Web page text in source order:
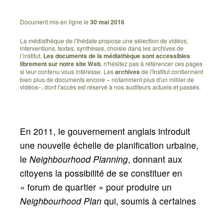
Document mis en ligne le30 mai 2016
La médiathèque de l'Ihédate propose une sélection de vidéos,
interventions, textes, synthèses, choisie dans les archives de
l’institut. Les documents de la médiathèque sont accessibles
librement sur notre site Web, n'hésitez pas à référencer ces pages
si leur contenu vous intéresse. Lesarchivesde l'Institut contiennent
bien plus de documents encore – notamment plus d'un millier de
vidéos–, dont l'accès est réservé à nos auditeurs actuels et passés.
En 2011, le gouvernement anglais introduit
une nouvelle échelle de planification urbaine,
le Neighbourhood Planning, donnant aux
citoyens la possibilité de se constituer en
« forum de quartier » pour produire un
Neighbourhood Plan qui, soumis à certaines